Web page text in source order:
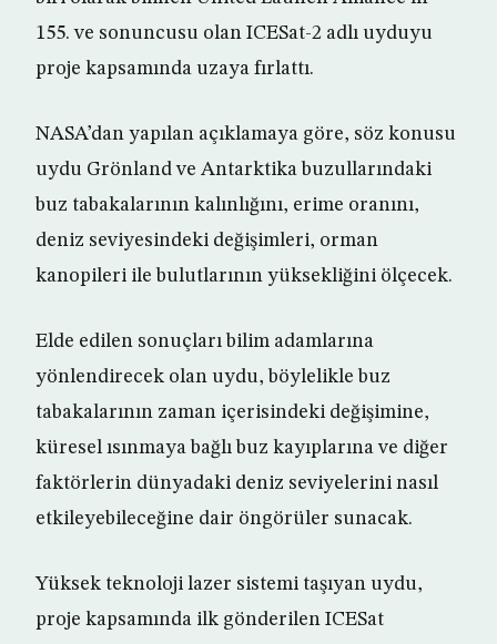
155. ve sonuncusu olan ICESat-2 adlı uyduyu
proje kapsamında uzaya fırlattı.
NASA’dan yapılan açıklamaya göre, söz konusu
uydu Grönland ve Antarktika buzullarındaki
buz tabakalarının kalınlığını, erime oranını,
deniz seviyesindeki değişimleri, orman
kanopileri ile bulutlarının yüksekliğini ölçecek.
Elde edilen sonuçları bilim adamlarına
yönlendirecek olan uydu, böylelikle buz
tabakalarının zaman içerisindeki değişimine,
küresel ısınmaya bağlı buz kayıplarına ve diğer
faktörlerin dünyadaki deniz seviyelerini nasıl
etkileyebileceğine dair öngörüler sunacak.
Yüksek teknoloji lazer sistemi taşıyan uydu,
proje kapsamında ilk gönderilen ICESat